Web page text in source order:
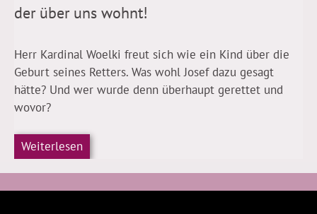
der über uns wohnt!
Herr Kardinal Woelki freut sich wie ein Kind über die
Geburt seines Retters. Was wohl Josef dazu gesagt
hätte? Und wer wurde denn überhaupt gerettet und
wovor?
Weiterlesen